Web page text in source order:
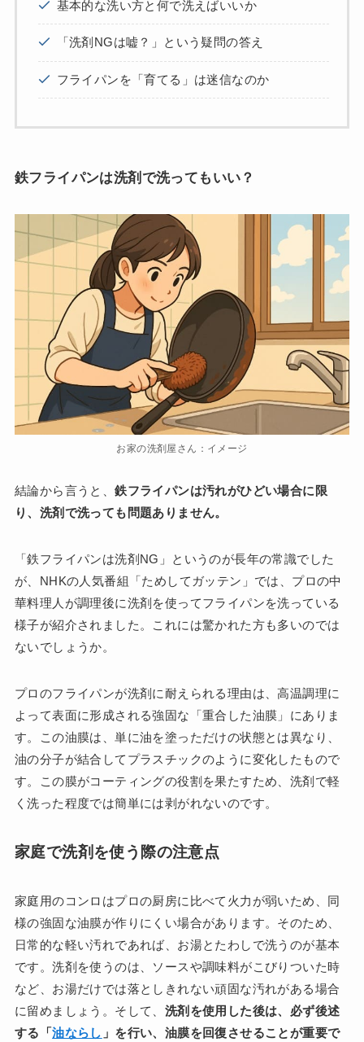
基本的な洗い方と何で洗えばいいか
「洗剤NGは嘘？」という疑問の答え
フライパンを「育てる」は迷信なのか
鉄フライパンは洗剤で洗ってもいい？
お家の洗剤屋さん：イメージ
結論から言うと、鉄フライパンは汚れがひどい場合に限
り、洗剤で洗っても問題ありません。
「鉄フライパンは洗剤NG」というのが長年の常識でした
が、NHKの人気番組「ためしてガッテン」では、プロの中
華料理人が調理後に洗剤を使ってフライパンを洗っている
様子が紹介されました。これには驚かれた方も多いのでは
ないでしょうか。
プロのフライパンが洗剤に耐えられる理由は、高温調理に
よって表面に形成される強固な「重合した油膜」にありま
す。この油膜は、単に油を塗っただけの状態とは異なり、
油の分子が結合してプラスチックのように変化したもので
す。この膜がコーティングの役割を果たすため、洗剤で軽
く洗った程度では簡単には剥がれないのです。
家庭で洗剤を使う際の注意点
家庭用のコンロはプロの厨房に比べて火力が弱いため、同
様の強固な油膜が作りにくい場合があります。そのため、
日常的な軽い汚れであれば、お湯とたわしで洗うのが基本
です。洗剤を使うのは、ソースや調味料がこびりついた時
など、お湯だけでは落としきれない頑固な汚れがある場合
に留めましょう。そして、 洗剤を使用した後は、必ず後述
する「油ならし 」を行い、油膜を回復させることが重要で